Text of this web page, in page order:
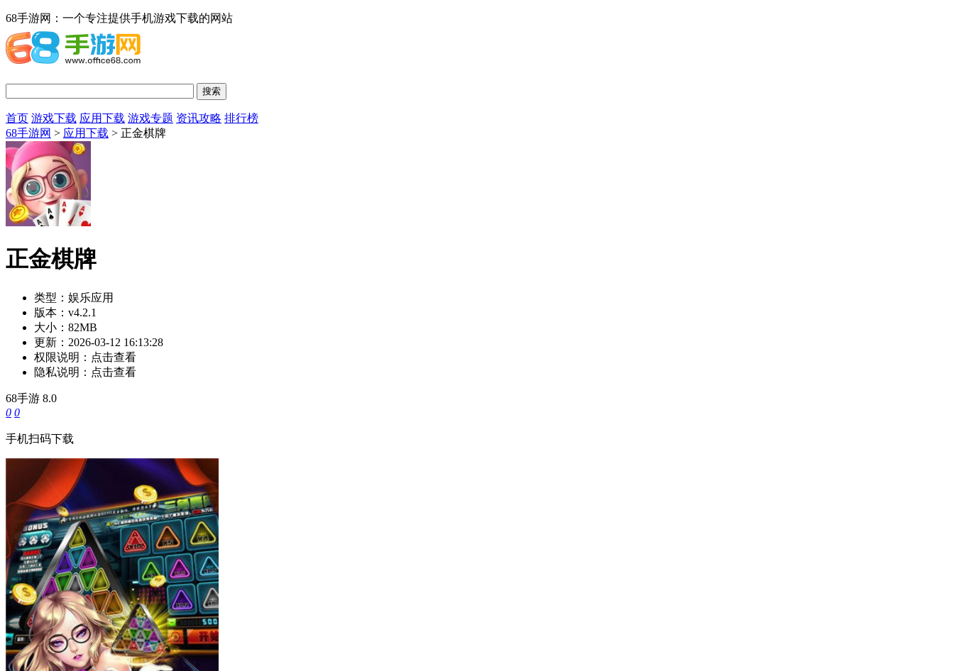
68手游网：一个专注提供手机游戏下载的网站
首页 游戏下载 应用下载 游戏专题 资讯攻略 排行榜
68手游网 > 应用下载 > 正金棋牌
正金棋牌
类型： 娱乐应用
版本： v4.2.1
大小： 82MB
更新： 2026-03-12 16:13:28
权限说明： 点击查看
隐私说明： 点击查看
68手游 8.0
0 0
手机扫码下载